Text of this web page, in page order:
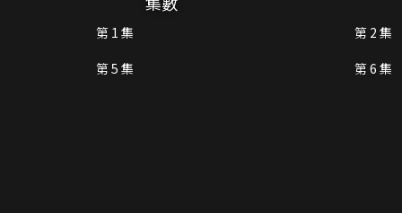
第 1 集 第 2 集
第 5 集
第 6 集